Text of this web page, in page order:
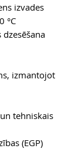
izvades
°C
izmantojot
tehniskais
(EGP)